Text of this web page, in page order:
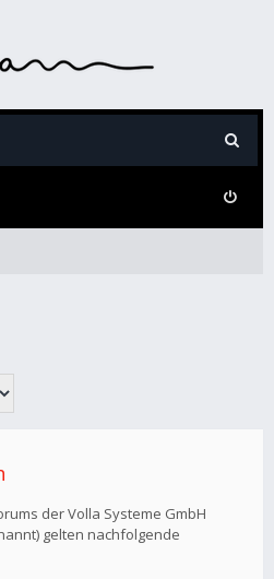
der Volla Systeme GmbH
gelten nachfolgende